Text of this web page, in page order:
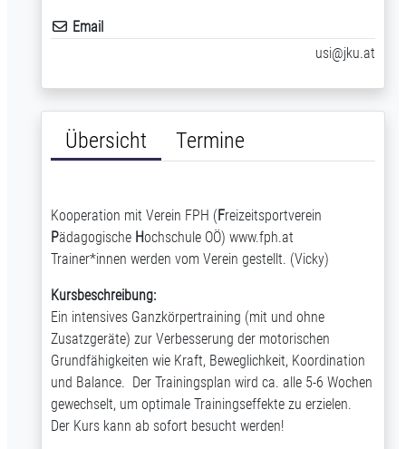
Übersicht Termine
Kooperation mit Verein FPH (Freizeitsportverein
Pädagogische Hochschule OÖ) www.fph.at
Trainer*innen werden vom Verein gestellt. (Vicky)
Kursbeschreibung:
Ein intensives Ganzkörpertraining (mit und ohne
Zusatzgeräte) zur Verbesserung der motorischen
Grundfähigkeiten wie Kraft, Beweglichkeit, Koordination
und Balance. Der Trainingsplan wird ca. alle 5-6 Wochen
gewechselt, um optimale Trainingseffekte zu erzielen.
Der Kurs kann ab sofort besucht werden!
Email
usi@jku.at